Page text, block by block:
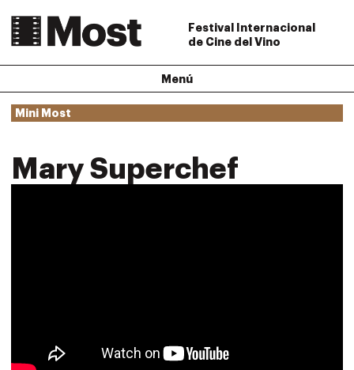
Festival Internacional
de Cine del Vino
Menú
Mini Most
Mary Superchef